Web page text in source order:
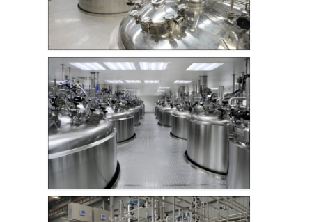
更多新闻
调味生产设备